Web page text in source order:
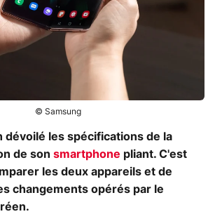
© Samsung
dévoilé les spécifications de la
de son smartphone pliant. C'est
les deux appareils et de
changements opérés par le